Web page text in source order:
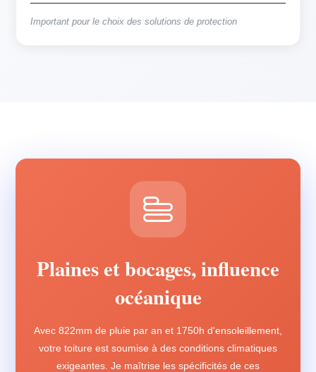
Important pour le choix des solutions de protection
Plaines et bocages, influence
océanique
Avec 822mm de pluie par an et 1750h d'ensoleillement,
votre toiture est soumise à des conditions climatiques
exigeantes. Je maîtrise les spécificités de ces